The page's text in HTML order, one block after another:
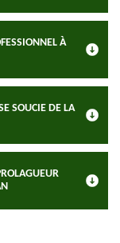
À
SOUCIE DE LA